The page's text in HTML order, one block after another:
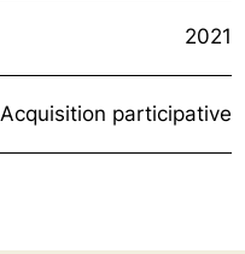
2021
Acquisition participative